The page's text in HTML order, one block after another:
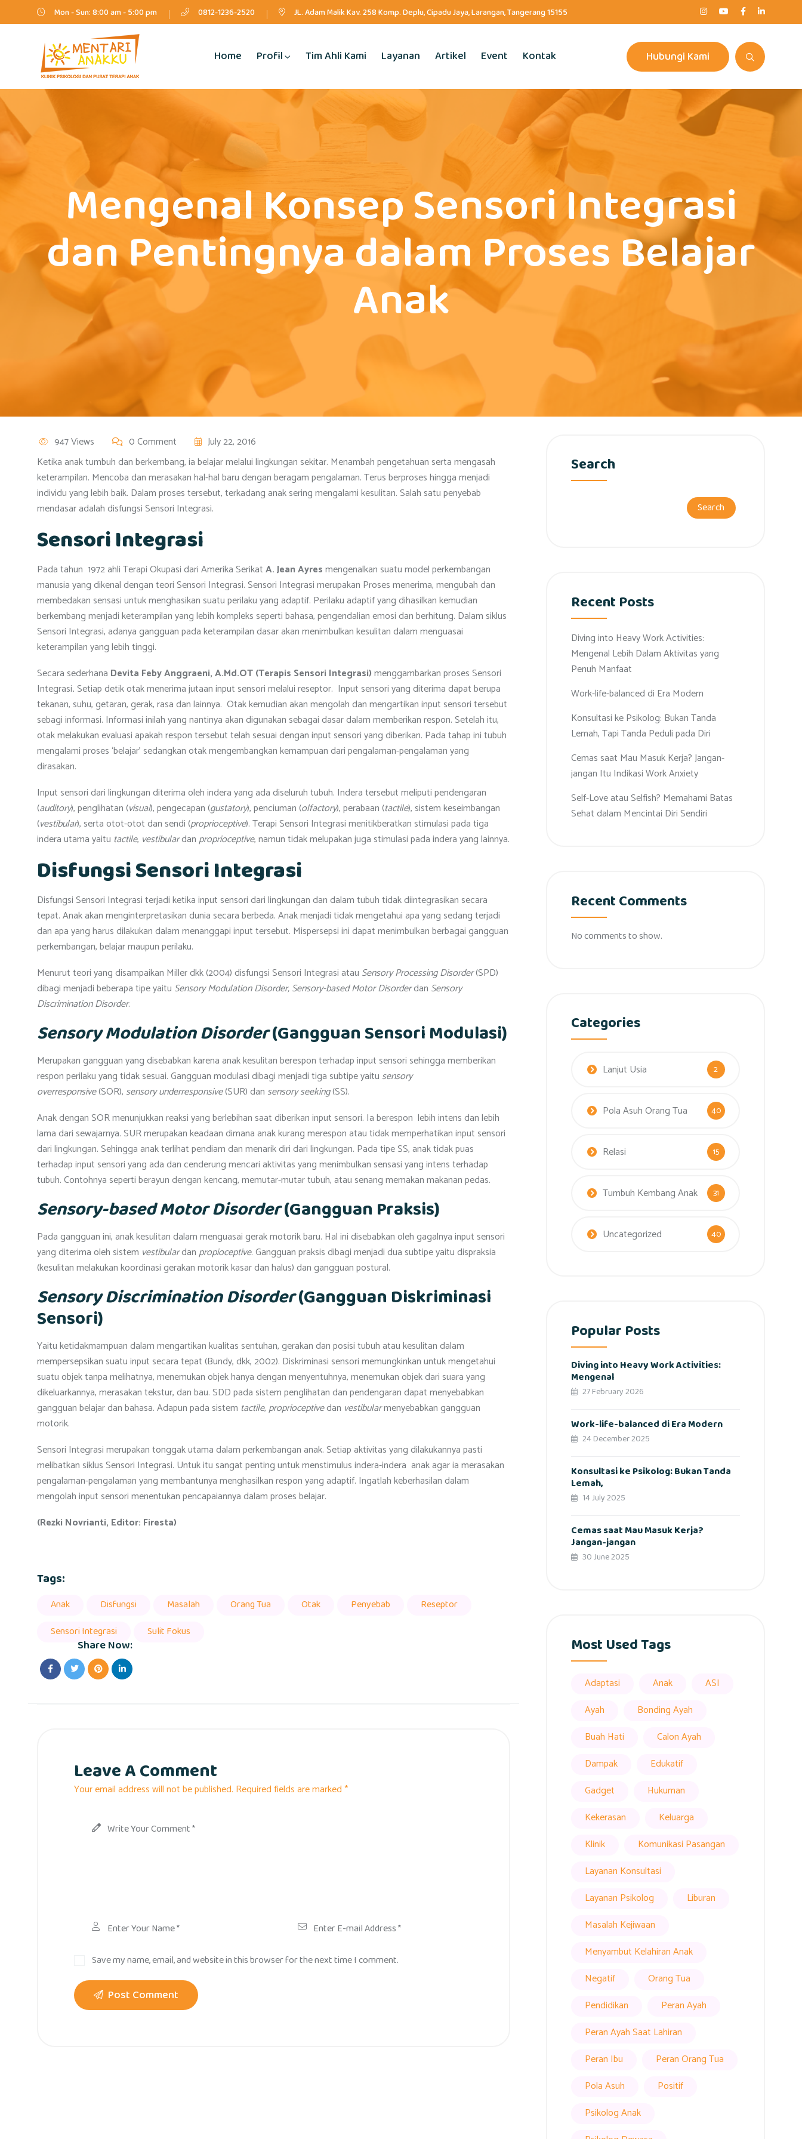
Mon - Sun: 8:00 am - 5:00 pm 0812-1236-2520 JL. Adam Malik Kav. 258 Komp. Deplu, Cipadu Jaya, Larangan, Tangerang 15155
Home Profil Tim Ahli Kami Layanan Artikel Event Kontak Hubungi Kami
Mengenal Konsep Sensori Integrasi
dan Pentingnya dalam Proses Belajar
Anak
947 Views 0 Comment
July 22, 2016
Ketika anak tumbuh dan berkembang, ia belajar melalui lingkungan sekitar. Menambah pengetahuan serta mengasah
keterampilan. Mencoba dan merasakan hal-hal baru dengan beragam pengalaman. Terus berproses hingga menjadi
individu yang lebih baik. Dalam proses tersebut, terkadang anak sering mengalami kesulitan. Salah satu penyebab
mendasar adalah disfungsi Sensori Integrasi.
Sensori Integrasi
Pada tahun 1972 ahli Terapi Okupasi dari Amerika SerikatA. Jean Ayresmengenalkan suatu model perkembangan
manusia yang dikenal dengan teori Sensori Integrasi. Sensori Integrasi merupakan Proses menerima, mengubah dan
membedakan sensasi untuk menghasikan suatu perilaku yang adaptif. Perilaku adaptif yang dihasilkan kemudian
berkembang menjadi keterampilan yang lebih kompleks seperti bahasa, pengendalian emosi dan berhitung. Dalam siklus
Sensori Integrasi, adanya gangguan pada keterampilan dasar akan menimbulkan kesulitan dalam menguasai
keterampilan yang lebih tinggi.
Secara sederhana Devita Feby Anggraeni, A.Md.OT (Terapis Sensori Integrasi)menggambarkan proses Sensori
Integrasi.Setiap detik otak menerima jutaan input sensori melalui reseptor. Input sensori yang diterima dapat berupa
tekanan, suhu, getaran, gerak, rasa dan lainnya. Otak kemudian akan mengolah dan mengartikan input sensori tersebut
sebagi informasi. Informasi inilah yang nantinya akan digunakan sebagai dasar dalam memberikan respon. Setelah itu,
otak melakukan evaluasi apakah respon tersebut telah sesuai dengan input sensori yang diberikan. Pada tahap ini tubuh
mengalami proses ‘belajar’ sedangkan otak mengembangkan kemampuan dari pengalaman-pengalaman yang
dirasakan.
Input sensori dari lingkungan diterima oleh indera yang ada diseluruh tubuh. Indera tersebut meliputi pendengaran
(auditory), penglihatan (visual), pengecapan (gustatory), penciuman (olfactory), perabaan (tactile), sistem keseimbangan
(vestibular), serta otot-otot dan sendi (proprioceptive). Terapi Sensori Integrasi menitikberatkan stimulasi pada tiga
indera utama yaitu tactile, vestibulardanproprioceptive, namun tidak melupakan juga stimulasi pada indera yang lainnya.
Disfungsi Sensori Integrasi
Disfungsi Sensori Integrasi terjadi ketika input sensori dari lingkungan dan dalam tubuh tidak diintegrasikan secara
tepat. Anak akan menginterpretasikan dunia secara berbeda. Anak menjadi tidak mengetahui apa yang sedang terjadi
dan apa yang harus dilakukan dalam menanggapi input tersebut. Mispersepsi ini dapat menimbulkan berbagai gangguan
perkembangan, belajar maupun perilaku.
Menurut teori yang disampaikan Miller dkk (2004) disfungsi Sensori Integrasi atau Sensory Processing Disorder(SPD)
dibagi menjadi beberapa tipe yaitu Sensory Modulation Disorder, Sensory-based Motor Disorderdan Sensory
Discrimination Disorder.
Sensory Modulation Disorder(Gangguan Sensori Modulasi)
Merupakan gangguan yang disebabkan karena anak kesulitan berespon terhadap input sensori sehingga memberikan
respon perilaku yang tidak sesuai. Gangguan modulasi dibagi menjadi tiga subtipe yaitu sensory
overresponsive(SOR), sensory underresponsive(SUR) dan sensory seeking(SS).
Anak dengan SOR menunjukkan reaksi yang berlebihan saat diberikan input sensori. Ia berespon lebih intens dan lebih
lama dari sewajarnya. SUR merupakan keadaan dimana anak kurang merespon atau tidak memperhatikan input sensori
dari lingkungan. Sehingga anak terlihat pendiam dan menarik diri dari lingkungan. Pada tipe SS, anak tidak puas
terhadap input sensori yang ada dan cenderung mencari aktivitas yang menimbulkan sensasi yang intens terhadap
tubuh. Contohnya seperti berayun dengan kencang, memutar-mutar tubuh, atau senang memakan makanan pedas.
Sensory-based Motor Disorder(Gangguan Praksis)
Pada gangguan ini, anak kesulitan dalam menguasai gerak motorik baru. Hal ini disebabkan oleh gagalnya input sensori
yang diterima oleh sistem vestibulardanpropioceptive. Gangguan praksis dibagi menjadi dua subtipe yaitu dispraksia
(kesulitan melakukan koordinasi gerakan motorik kasar dan halus) dan gangguan postural.
Sensory Discrimination Disorder(Gangguan Diskriminasi
Sensori)
Yaitu ketidakmampuan dalam mengartikan kualitas sentuhan, gerakan dan posisi tubuh atau kesulitan dalam
mempersepsikan suatu input secara tepat (Bundy, dkk, 2002). Diskriminasi sensori memungkinkan untuk mengetahui
suatu objek tanpa melihatnya, menemukan objek hanya dengan menyentuhnya, menemukan objek dari suara yang
dikeluarkannya, merasakan tekstur, dan bau. SDD pada sistem penglihatan dan pendengaran dapat menyebabkan
gangguan belajar dan bahasa. Adapun pada sistem tactile,proprioceptivedan vestibularmenyebabkan gangguan
motorik.
Sensori Integrasi merupakan tonggak utama dalam perkembangan anak. Setiap aktivitas yang dilakukannya pasti
melibatkan siklus Sensori Integrasi. Untuk itu sangat penting untuk menstimulus indera-indera anak agar ia merasakan
pengalaman-pengalaman yang membantunya menghasilkan respon yang adaptif. Ingatlah keberhasilan dalam
mengolah input sensori menentukan pencapaiannya dalam proses belajar.
(Rezki Novrianti, Editor: Firesta)
Tags:
Anak Disfungsi Masalah Orang Tua Otak Penyebab
Reseptor
Sensori Integrasi
Sulit Fokus
Share Now:
Leave A Comment
Your email address will not be published. Required fields are marked *
Save my name, email, and website in this browser for the next time I comment.
Post Comment
Search
Search
Recent Posts
Diving into Heavy Work Activities:
Mengenal Lebih Dalam Aktivitas yang
Penuh Manfaat
Work-life-balanced di Era Modern
Konsultasi ke Psikolog: Bukan Tanda
Lemah, Tapi Tanda Peduli pada Diri
Cemas saat Mau Masuk Kerja? Jangan-
jangan Itu Indikasi Work Anxiety
Self-Love atau Selfish? Memahami Batas
Sehat dalam Mencintai Diri Sendiri
Recent Comments
No comments to show.
Categories
Lanjut Usia 2
Pola Asuh Orang Tua 40
Relasi 15
Tumbuh Kembang Anak 31
Uncategorized 40
Popular Posts
Diving into Heavy Work Activities:
Mengenal
27 February 2026
Work-life-balanced di Era Modern
24 December 2025
Konsultasi ke Psikolog: Bukan Tanda
Lemah,
14 July 2025
Cemas saat Mau Masuk Kerja?
Jangan-jangan
30 June 2025
Most Used Tags
Adaptasi Anak
ASI
Ayah
Bonding Ayah
Buah Hati
Calon Ayah
Dampak
Edukatif
Gadget
Hukuman
Kekerasan
Keluarga
Klinik
Komunikasi Pasangan
Layanan Konsultasi
Layanan Psikolog
Liburan
Masalah Kejiwaan
Menyambut Kelahiran Anak
Negatif
Orang Tua
Pendidikan
Peran Ayah
Peran Ayah Saat Lahiran
Peran Ibu
Peran Orang Tua
Pola Asuh
Positif
Psikolog Anak